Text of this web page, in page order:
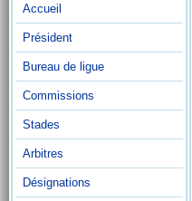
Accueil
Président
Bureau de ligue
Commissions
Stades
Arbitres
Désignations